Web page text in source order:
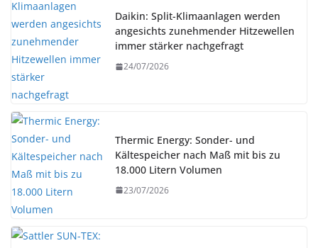
Daikin: Split-Klimaanlagen werden
angesichts zunehmender Hitzewellen
immer stärker nachgefragt
24/07/2026
Thermic Energy: Sonder- und
Kältespeicher nach Maß mit bis zu
18.000 Litern Volumen
23/07/2026